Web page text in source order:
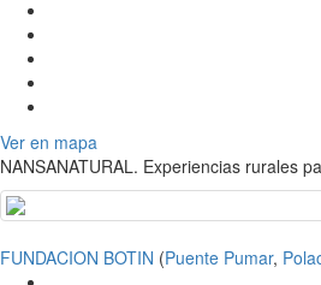
Ver en mapa
NANSANATURAL. Experiencias rurales
FUNDACION BOTIN (Puente Pumar,